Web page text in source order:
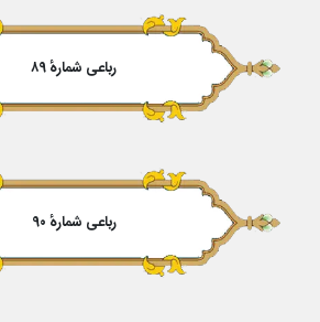
رباعی شمارهٔ ۸۹
رباعی شمارهٔ ۹۰